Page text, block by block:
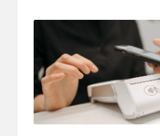
dapat
metode
pembayaran
mengirim
dana